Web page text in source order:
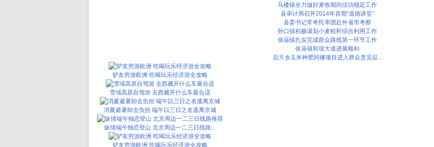
马楼镇全力做好麦收期间信访稳定工作
县审计局召开2014年首期“道德讲堂”
县委书记常奇民率团赴外省市考察
孙口镇积极谋划小麦秸秆综合利用工作
侯庙镇扎实完成群众路线第一环节工作
侯庙镇和谐大道进展顺利
后方乡玉米种肥同播项目进入群众意见征...
驴友穷游欧洲 吃喝玩乐经济游全攻略
雪域高原自驾游 去西藏开什么车最合适
消夏避暑卸去负担 端午以三日之名逃离京城
纵情端午独恋登山 北京周边一二三日线路...
驴友穷游欧洲 吃喝玩乐经济游全攻略